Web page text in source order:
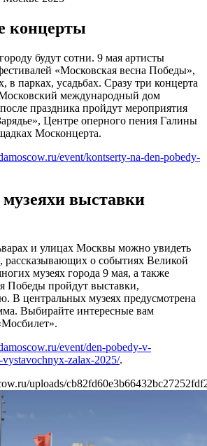
концерты
будут сотни. 9 мая артисты
«Московская весна Победы»,
парках, усадьбах. Сразу три концерта
международный дом
праздника пройдут мероприятия
Центре оперного пения Галины
Москонцерта.
event/kontserty-na-den-pobedy-
выставки
и улицах Москвы можно увидеть
рассказывающих о событиях Великой
музеях города 9 мая, а также
Победы пройдут выставки,
В центральных музеях предусмотрена
Выбирайте интересные вам
event/den-pobedy-v-
zalax-2025/.
uploads/